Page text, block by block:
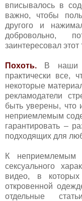
вписывалось в
важно, чтобы
другого и
добровольно,
заинтересовал этот
Похоть. В наши
практически все,
некоторые
рекламодатели
быть уверены, что
неприемлемым
гарантировать –
подходящих для
К неприемлемым
сексуального
видео, в
откровенной
отдельные